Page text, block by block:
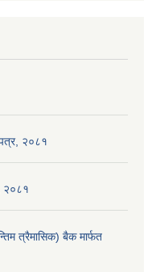
२०८१
२०८१
त्रैमासिक) बैक मार्फत